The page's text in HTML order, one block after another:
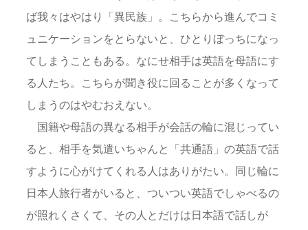
ば我々はやはり「異民族」。こちらから進んでコミ
ュニケーションをとらないと、ひとりぼっちになっ
てしまうこともある。なにせ相手は英語を母語にす
る人たち。こちらが聞き役に回ることが多くなって
しまうのはやむおえない。
国籍や母語の異なる相手が会話の輪に混じってい
ると、相手を気遣いちゃんと「共通語」の英語で話
すように心がけてくれる人はありがたい。同じ輪に
日本人旅行者がいると、ついつい英語でしゃべるの
が照れくさくて、その人とだけは日本語で話しが